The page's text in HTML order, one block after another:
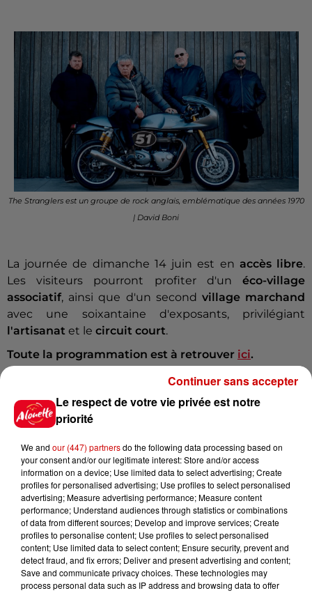
The Stranglers est un groupe de rock anglais, emblématique des années 1970
| David Boni
La journée de dimanche 14 juin est en accès libre.
Les visiteurs pourront profiter d'un éco-village
associatif, ainsi que d'un second village marchand
avec une soixantaine d'exposants, privilégiant
l'artisanat et le circuit court.
Toute la programmation est à retrouver ici.
Voir plus
rouleurs" : le délai pour la...
8 août 2026
Royan : elle tente d’écraser son
ex-conjoint et dit regretter...
Le respect de votre vie privée est notre
priorité
We and our (447) partnersdo the following data processing based on
your consent and/or our legitimate interest: Store and/or access
information on a device; Use limited data to select advertising; Create
profiles for personalised advertising; Use profiles to select personalised
advertising; Measure advertising performance; Measure content
performance; Understand audiences through statistics or combinations
of data from different sources; Develop and improve services; Create
profiles to personalise content; Use profiles to select personalised
content; Use limited data to select content; Ensure security, prevent and
detect fraud, and fix errors; Deliver and present advertising and content;
Save and communicate privacy choices. These technologies may
process personal data such as IP address and browsing data to offer
Continuer sans accepter